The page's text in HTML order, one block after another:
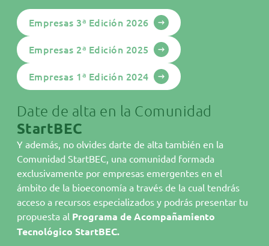
Comunidad
Empresas StartBEC
Actualidad
Agenda
Contacto
Parque Tecnológico de Valencia
C/. Benjamín Franklin, 5-11
E46980 Paterna
Tel.
96 136 60 90
Empresas 3ª Edición 2026
Empresas 2ª Edición 2025
Empresas 1ª Edición 2024
Date de alta en la Comunidad
StartBEC
Y además, no olvides darte de alta también en la
Comunidad StartBEC, una comunidad formada
exclusivamente por empresas emergentes en el
ámbito de la bioeconomía a través de la cual tendrás
acceso a recursos especializados y podrás presentar tu
propuesta al Programa de Acompañamiento
Tecnológico StartBEC.